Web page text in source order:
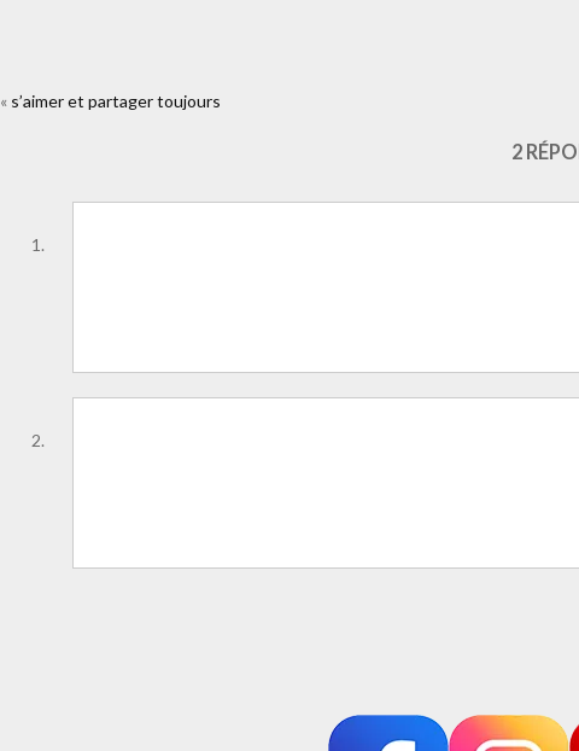
« s’aimer et partager toujours
2